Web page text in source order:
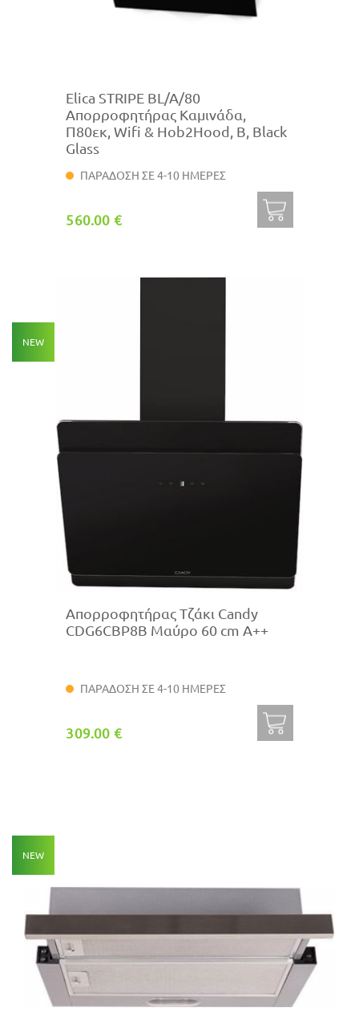
Elica STRIPE BL/A/80
Απορροφητήρας Καμινάδα,
Π80εκ, Wifi & Hob2Hood, B, Black
Glass
ΠΑΡΑΔΟΣΗ ΣΕ 4-10 ΗΜΕΡΕΣ
560.00 €
NEW
Απορροφητήρας Τζάκι Candy
CDG6CBP8B Μαύρο 60 cm A++
ΠΑΡΑΔΟΣΗ ΣΕ 4-10 ΗΜΕΡΕΣ
309.00 €
NEW